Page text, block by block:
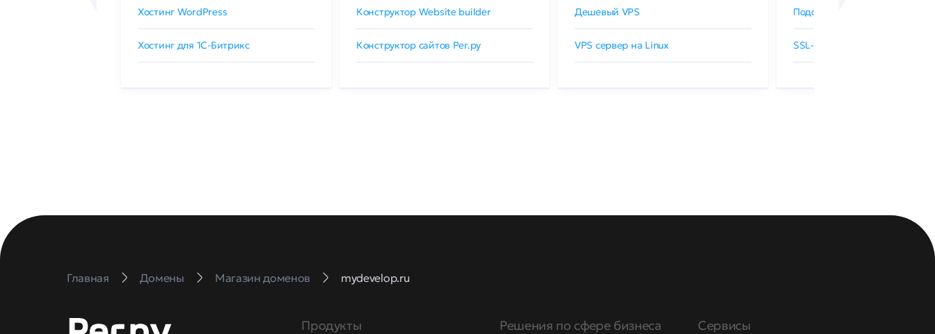
Хостинг WordPress
Хостинг для 1C-Битрикс
Конструктор Website builder
Конструктор сайтов Рег.ру
Дешевый VPS
VPS сервер на Linux
Подобрать SSL-сертификат
SSL-сертификаты GlobalSign
Главная Домены Магазин доменов mydevelop.ru
Продукты Решения по сфере бизнеса Сервисы